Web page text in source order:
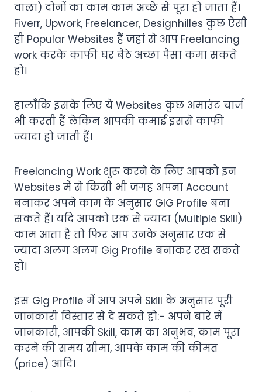
वाला) दोनों का काम काम अच्छे से पूरा हो जाता हैं।
Fiverr, Upwork, Freelancer, Designhilles कुछ ऐसी
ही Popular Websites हैं जहां से आप Freelancing
work करके काफी घर बैठे अच्छा पैसा कमा सकते
हो।
हालाँकि इसके लिए ये Websites कुछ अमाउंट चार्ज
भी करती हैं लेकिन आपकी कमाई इससे काफी
ज्यादा हो जाती हैं।
Freelancing Work शुरू करने के लिए आपको इन
Websites में से किसी भी जगह अपना Account
बनाकर अपने काम के अनुसार GIG Profile बना
सकते हैं। यदि आपको एक से ज्यादा (Multiple Skill)
काम आता हैं तो फिर आप उनके अनुसार एक से
ज्यादा अलग अलग Gig Profile बनाकर रख सकते
हो।
इस Gig Profile में आप अपने Skill के अनुसार पूरी
जानकारी विस्तार से दे सकते हो:- अपने बारे में
जानकारी, आपकी Skill, काम का अनुभव, काम पूरा
करने की समय सीमा, आपके काम की कीमत
(price) आदि।